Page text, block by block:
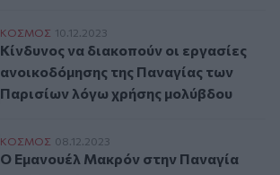
Κίνδυνος να διακοπούν οι εργασίες
ΚΟΣΜΟΣ 10.12.2023
Κίνδυνος να διακοπούν οι εργασίες
ανοικοδόμησης της Παναγίας των
Παρισίων λόγω χρήσης μολύβδου
Ο Εμανουέλ Μακρόν στην Παναγία των
ΚΟΣΜΟΣ 08.12.2023
Ο Εμανουέλ Μακρόν στην Παναγία